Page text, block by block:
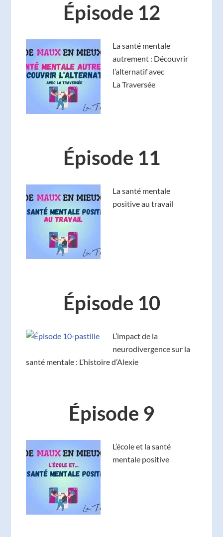
Épisode 12
La santé mentale
autrement : Découvrir
l’alternatif avec
La Traversée
Épisode 11
La santé mentale
positive au travail
Épisode 10
L’impact de la
neurodivergence sur la
santé mentale : L’histoire d’Alexie
Épisode 9
L’école et la santé
mentale positive